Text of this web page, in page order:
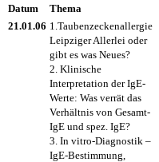
Datum Thema
21.01.06 1.Taubenzeckenallergie
Leipziger Allerlei oder
gibt es was Neues?
2. Klinische
Interpretation der IgE-
Werte: Was verrät das
Verhältnis von Gesamt-
IgE und spez. IgE?
3. In vitro-Diagnostik –
IgE-Bestimmung,